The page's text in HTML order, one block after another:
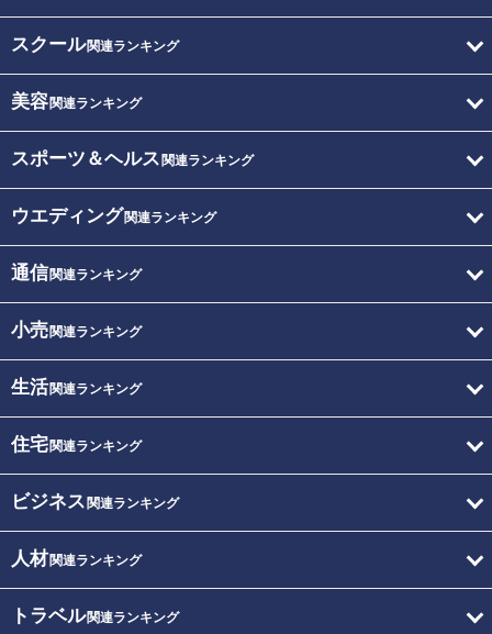
スクール関連ランキング
美容関連ランキング
スポーツ＆ヘルス 関連ランキング
ウエディング関連ランキング
通信関連ランキング
小売関連ランキング
生活関連ランキング
住宅関連ランキング
ビジネス 関連ランキング
人材関連ランキング
トラベル関連ランキング